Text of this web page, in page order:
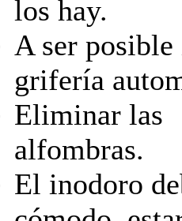
los hay.
A ser
grifería
Eliminar las
alfombras.
El inodoro